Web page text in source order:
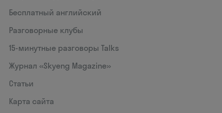
Бесплатный английский
Разговорные клубы
15‑минутные разговоры Talks
Журнал «Skyeng Magazine»
Статьи
Карта сайта